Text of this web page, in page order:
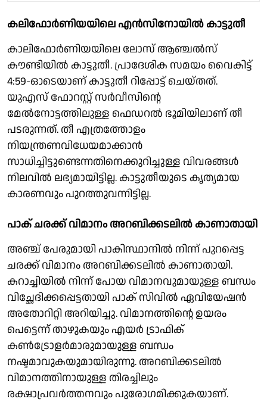
കലിഫോര്‍ണിയയിലെ എന്‍സിനോയില്‍ കാട്ടുതീ
കാലിഫോര്‍ണിയയിലെ ലോസ് ആഞ്ചല്‍സ്
കൗണ്ടിയില്‍ കാട്ടുതീ. പ്രാദേശിക സമയം വൈകിട്ട്
4:59-ഓടെയാണ് കാട്ടുതീ റിപ്പോട്ട് ചെയ്തത്.
യുഎസ് ഫോറസ്റ്റ് സര്‍വീസിന്റെ
മേല്‍നോട്ടത്തിലുള്ള ഫെഡറല്‍ ഭൂമിയിലാണ് തീ
പടരുന്നത്. തീ എത്രത്തോളം
നിയന്ത്രണവിധേയമാക്കാന്‍
സാധിച്ചിട്ടുണ്ടെന്നതിനെക്കുറിച്ചുള്ള വിവരങ്ങള്‍
നിലവില്‍ ലഭ്യമായിട്ടില്ല. കാട്ടുതീയുടെ കൃത്യമായ
കാരണവും പുറത്തുവന്നിട്ടില്ല.
പാക് ചരക്ക് വിമാനം അറബിക്കടലില്‍ കാണാതായി
അഞ്ച് പേരുമായി പാകിസ്ഥാനില്‍ നിന്ന് പുറപ്പെട്ട
ചരക്ക് വിമാനം അറബിക്കടലില്‍ കാണാതായി.
കറാച്ചിയില്‍ നിന്ന് പോയ വിമാനവുമായുള്ള ബന്ധം
വിച്ഛേദിക്കപ്പെട്ടതായി പാക് സിവില്‍ ഏവിയേഷന്‍
അതോറിറ്റി അറിയിച്ചു. വിമാനത്തിന്റെ ഉയരം
പെട്ടെന്ന് താഴുകയും എയര്‍ ട്രാഫിക്
കണ്‍ട്രോളര്‍മാരുമായുള്ള ബന്ധം
നഷ്ടമാവുകയുമായിരുന്നു. അറബിക്കടലില്‍
വിമാനത്തിനായുള്ള തിരച്ചിലും
രക്ഷാപ്രവര്‍ത്തനവും പുരോഗമിക്കുകയാണ്.